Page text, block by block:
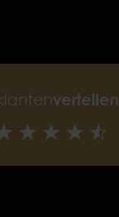
vertellen